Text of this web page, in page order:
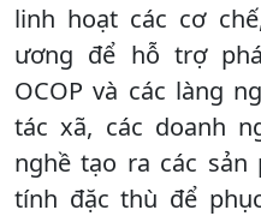
linh hoạt các cơ
ương để hỗ trợ
OCOP và các làng
tác xã, các doanh
nghề tạo ra các sản
tính đặc thù để